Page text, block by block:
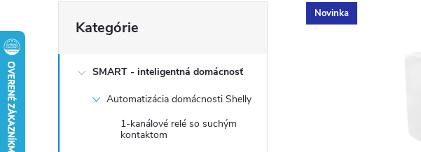
o
kategórie
Kategórie
SMART - inteligentná domácnosť
Automatizácia domácnosti Shelly
1-kanálové relé so suchým
kontaktom
Novinka